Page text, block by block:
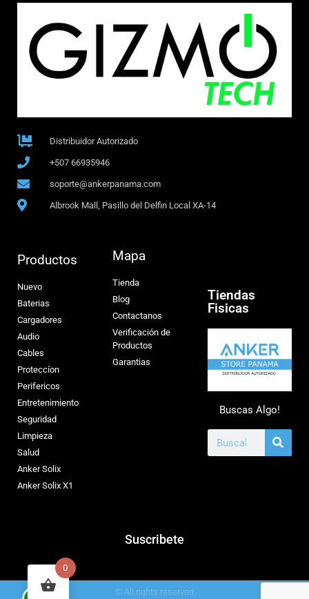
Distribuidor Autorizado
+507 66935946
soporte@ankerpanama.com
Albrook Mall, Pasillo del Delfin Local XA-14
Productos
Nuevo
Baterias
Cargadores
Audio
Cables
Proteccíon
Perifericos
Entretenimiento
Seguridad
Limpieza
Salud
Anker Solix
Anker Solix X1
Mapa
Tienda
Blog
Contactanos
Verificación de
Productos
Garantias
Tiendas
Fisicas
Buscas Algo!
Suscribete
© All rights reserved
0